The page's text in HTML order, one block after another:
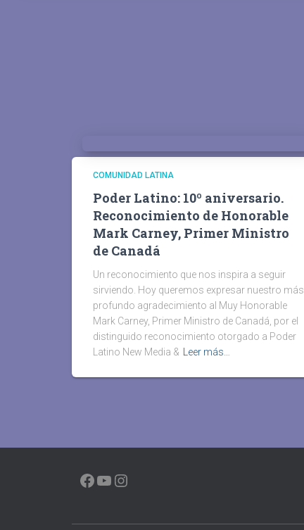
COMUNIDAD LATINA
Poder Latino: 10º aniversario.
Reconocimiento de Honorable
Mark Carney, Primer Ministro
de Canadá
Un reconocimiento que nos inspira a seguir
sirviendo. Hoy queremos expresar nuestro más
profundo agradecimiento al Muy Honorable
Mark Carney, Primer Ministro de Canadá, por el
distinguido reconocimiento otorgado a Poder
Latino New Media &
Leer más…
FACEBOOK YOUTUBE